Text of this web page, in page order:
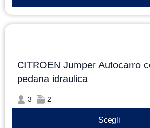
CITROEN Jumper Autocarro
pedana idraulica
3 2
Scegli